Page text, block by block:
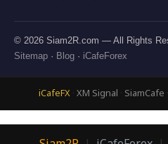
© 2026 Siam2R.com — All Rights
Sitemap · Blog · iCafeForex
iCafeFX· XM Signal · SiamCafe ·